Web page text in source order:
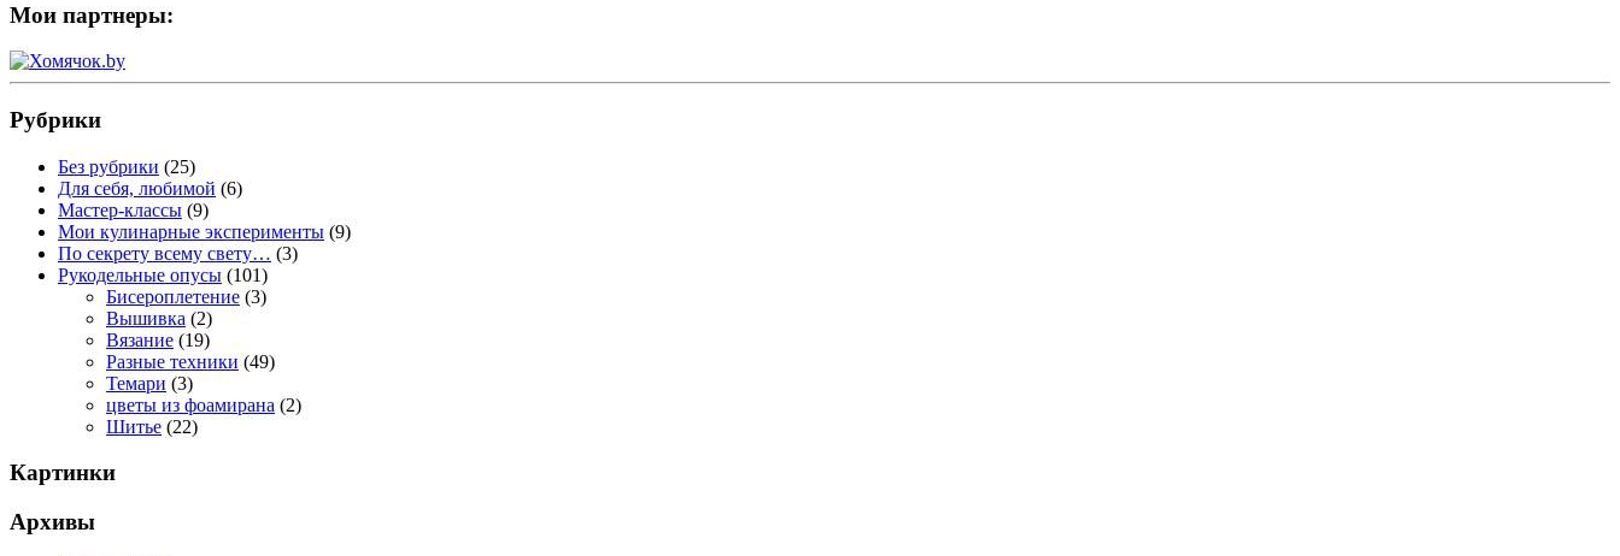
Мои партнеры:
Рубрики
Без рубрики (25)
Для себя, любимой (6)
Мастер-классы (9)
Мои кулинарные эксперименты (9)
По секрету всему свету… (3)
Рукодельные опусы (101)
Бисероплетение (3)
Вышивка (2)
Вязание (19)
Разные техники (49)
Темари (3)
цветы из фоамирана (2)
Шитье (22)
Картинки
Архивы